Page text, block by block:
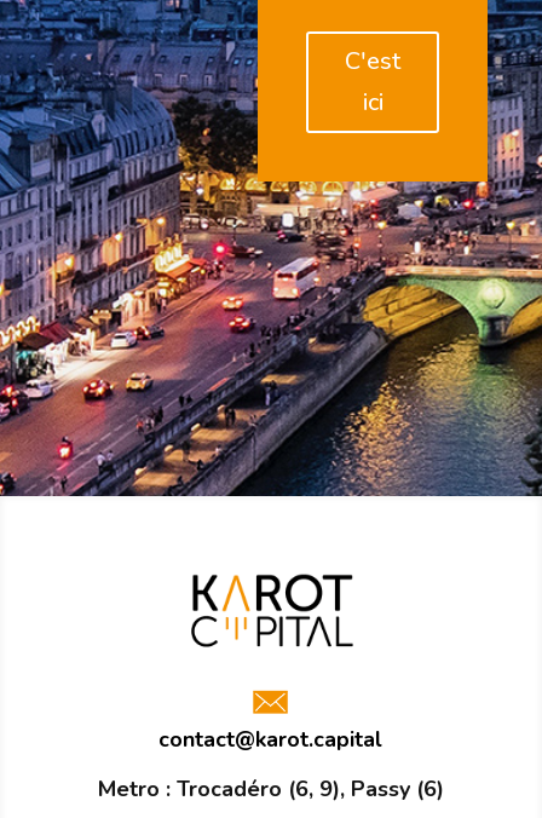
C'est
ici
contact@karot.capital
Metro : Trocadéro (6, 9), Passy (6)